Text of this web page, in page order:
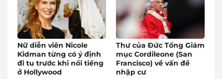
Nữ diễn viên Nicole
Kidman từng có ý định
đi tu trước khi nổi tiếng
ở Hollywood
Thư của Đức Tổng Giám
mục Cordileone (San
Francisco) về vấn đề
nhập cư